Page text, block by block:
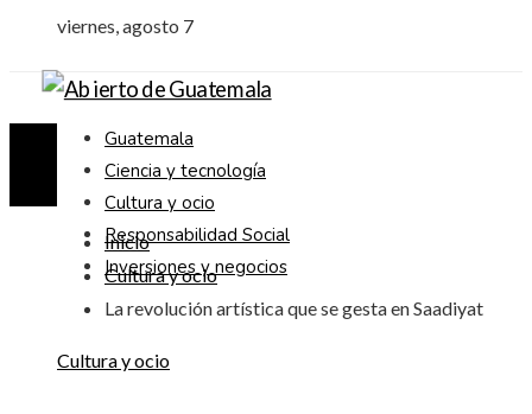
viernes, agosto 7
Guatemala
Ciencia y tecnología
Cultura y ocio
Responsabilidad Social
Inversiones y negocios
Inicio
Cultura y ocio
La revolución artística que se gesta en Saadiyat
Cultura y ocio